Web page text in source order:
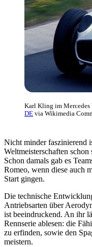
Karl Kling im Mercedes
DE via Wikimedia
Nicht minder faszinierend
Weltmeisterschaften
Schon damals gab es
Romeo, wenn diese auch
Start gingen.
Die technische
Antriebsarten über
ist beeindruckend. An ihr
Rennserie ablesen: die
zu erfinden, sowie den
meistern.